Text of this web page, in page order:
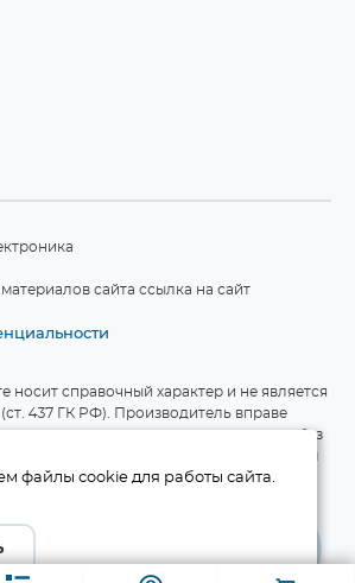
сайта ссылка на сайт
носит справочный характер и не является
437 ГК РФ). Производитель вправе
характеристики и комплект поставки без
данные приведены на официальном
файлы cookie для работы сайта.